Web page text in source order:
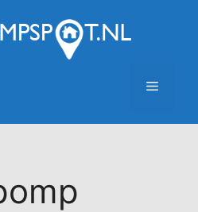
Menu